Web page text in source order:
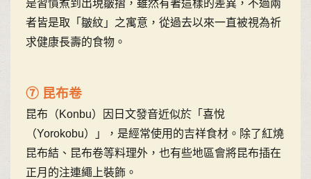
是習慣煮到出現皺摺，雖然有著這樣的差異，不過兩
者皆是取「皺紋」之寓意，從過去以來一直被視為祈
求健康長壽的食物。
⑦ 昆布卷
昆布（Konbu）因日文發音近似於「喜悅
（Yorokobu）」，是經常使用的吉祥食材。除了紅燒
昆布結、昆布卷等料理外，也有些地區會將昆布插在
正月的注連繩上裝飾。